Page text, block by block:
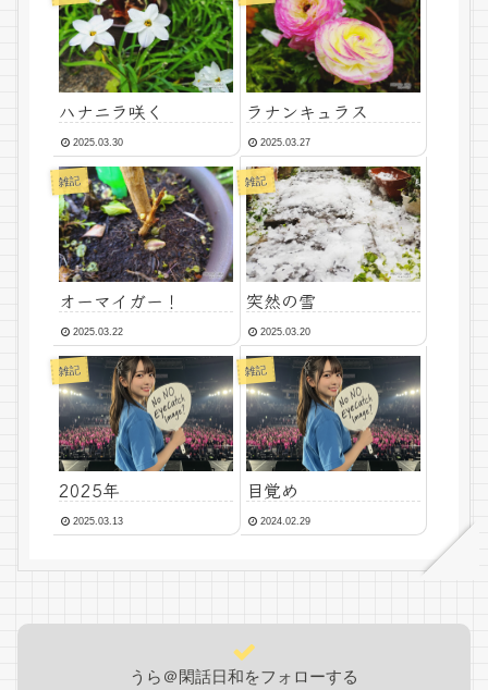
ハナニラ咲く
2025.03.30
ラナンキュラス
2025.03.27
雑記
オーマイガー！
2025.03.22
雑記
突然の雪
2025.03.20
雑記
2025年
2025.03.13
雑記
目覚め
2024.02.29
うら＠閑話日和をフォローする